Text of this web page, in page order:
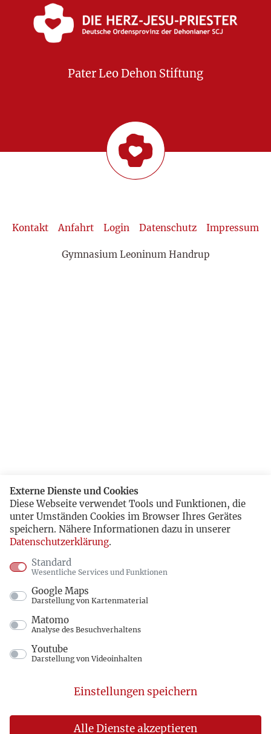
Pater Leo Dehon Stiftung
Kontakt Anfahrt Login Datenschutz Impressum
Gymnasium Leoninum Handrup
Externe Dienste und Cookies
Diese Webseite verwendet Tools und Funktionen, die
unter Umständen Cookies im Browser Ihres Gerätes
speichern. Nähere Informationen dazu in unserer
Datenschutzerklärung.
Standard
Wesentliche Services und Funktionen
Google Maps
Darstellung von Kartenmaterial
Matomo
Analyse des Besuchverhaltens
Youtube
Darstellung von Videoinhalten
Alle Dienste akzeptieren
Einstellungen speichern